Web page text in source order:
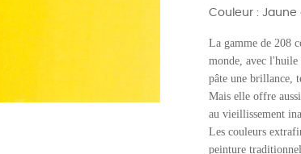
Couleur : Jaune
La gamme de 208
monde, avec
pâte une brillance,
Mais elle offre
au vieillissement
Les couleurs
peinture